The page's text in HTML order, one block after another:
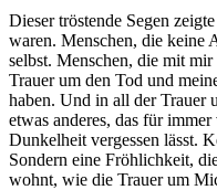
Dieser tröstende Segen
waren. Menschen, die keine
selbst. Menschen, die mit
Trauer um den Tod und
haben. Und in all der Trauer
etwas anderes, das für
Dunkelheit vergessen lässt.
Sondern eine Fröhlichkeit,
wohnt, wie die Trauer um